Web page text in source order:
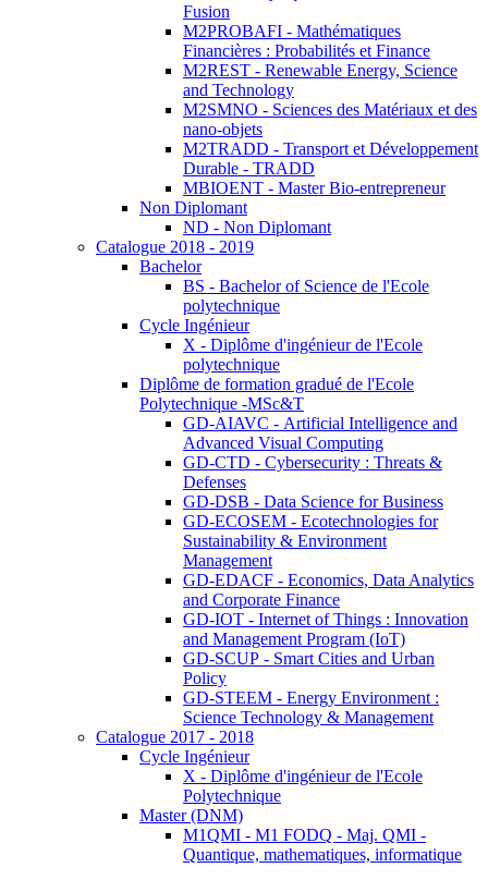
Fusion
M2PROBAFI - Mathématiques
Financières : Probabilités et Finance
M2REST - Renewable Energy, Science
and Technology
M2SMNO - Sciences des Matériaux et des
nano-objets
M2TRADD - Transport et Développement
Durable - TRADD
MBIOENT - Master Bio-entrepreneur
Non Diplomant
ND - Non Diplomant
Catalogue 2018 - 2019
Bachelor
BS - Bachelor of Science de l'Ecole
polytechnique
Cycle Ingénieur
X - Diplôme d'ingénieur de l'Ecole
polytechnique
Diplôme de formation gradué de l'Ecole
Polytechnique -MSc&T
GD-AIAVC - Artificial Intelligence and
Advanced Visual Computing
GD-CTD - Cybersecurity : Threats &
Defenses
GD-DSB - Data Science for Business
GD-ECOSEM - Ecotechnologies for
Sustainability & Environment
Management
GD-EDACF - Economics, Data Analytics
and Corporate Finance
GD-IOT - Internet of Things : Innovation
and Management Program (IoT)
GD-SCUP - Smart Cities and Urban
Policy
GD-STEEM - Energy Environment :
Science Technology & Management
Catalogue 2017 - 2018
Cycle Ingénieur
X - Diplôme d'ingénieur de l'Ecole
Polytechnique
Master (DNM)
M1QMI - M1 FODQ - Maj. QMI -
Quantique, mathematiques, informatique